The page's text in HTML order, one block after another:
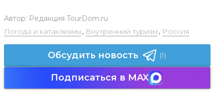
Автор: Редакция TourDom.ru
Погода и катаклизмы , Внутренний туризм , Россия
Обсудить новость (1)
Подписаться в MAX